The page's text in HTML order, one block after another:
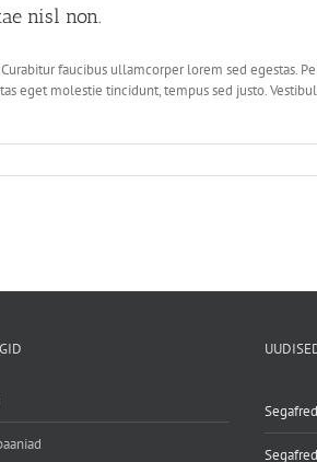
nisl non.
faucibus ullamcorper lorem sed egestas.
eget molestie tincidunt, tempus sed justo.